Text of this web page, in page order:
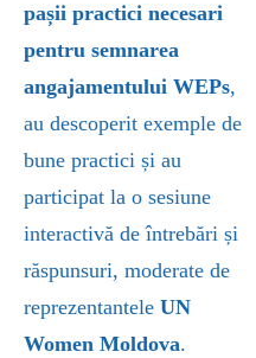
pașii practici necesari
pentru semnarea
angajamentului WEPs,
au descoperit exemple de
bune practici și au
participat la o sesiune
interactivă de întrebări și
răspunsuri, moderate de
reprezentantele UN
Women Moldova.